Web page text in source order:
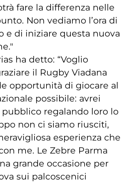
fare la differenza nelle
Non vediamo l’ora di
e di iniziare questa nuova
ha detto: “Voglio
il Rugby Viadana
opportunità di giocare al
possibile: avrei
regalando loro lo
non ci siamo riusciti,
esperienza che
me. Le Zebre Parma
grande occasione per
sui palcoscenici